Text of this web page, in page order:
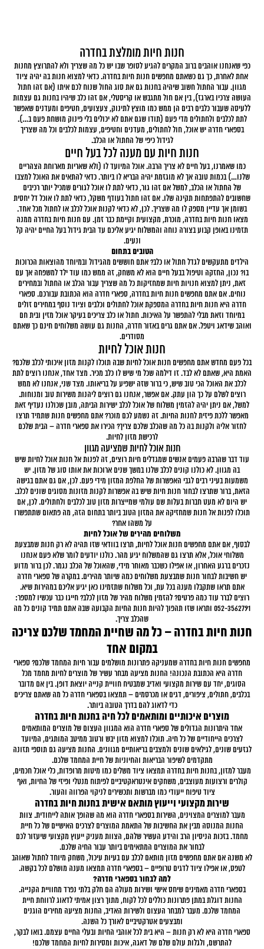
חנות חיות מומלצת בחדרה
כפי שאנחנו אוהבים ברוב המקרים להגיע לסופר שבו יש כל מה שצריך ולא להתרוצץ מחנות
אחת לאחרת, כך גם כשאתם מחפשים חנות חיות בחדרה. כדאי למצוא חנות בה יהיה ציוד
מגוון. עבור החתול חשוב שיהיה בחנות גם את סוג החול שנוח לכם איתו (אם זהו חתול
העושה צרכיו בארגז), בין אם חול מתגבש או קריסטלי, אם זהו כלב שיהיו בחנות גם עצמות
ללעיסה שעבור כלבים רבים הן ממש כמו מוצץ לתינוק, צעצועים, חטיפים ומעדנים שאפשר
לתת לכלבים ולחתולים מדי פעם (תודו שגם אתם לא יכולים בלי פינוק מושחת פעם ב…).
בספארי חדרה יש אוכל, חול לחתולים, מעדנים וחטיפים, עצמות לכלבים וכל מה שצריך
לגידול כיפי של החתול או הכלב.
חנות חיות עם מענה לכל בעל חיים
כמו שאמרנו, בעל חיים לא צריך הרבה. אוכל המיועד לו (ולא שאריות מארוחת הצהריים
שלנו…) בכמות טובה אך לא מוגזמת יהיה הבריא לו ביותר. כדאי להתאים את האוכל למצבו
של החתול או הכלב, למשל אם זהו גור, כדאי לתת לו אוכל לגורים שמכיל יותר רכיבים
שחשובים להתפתחות תקינה שלו. אם זהו חתול בעודף משקל, כדאי לתת לו אוכל דל יחסית
בשומן אך עדיין מספק לו מה שצריך. לכן, לא כדאי לקנות אוכל לכלב או לחתול מכל אחד.
מצאו חנות חיות בחדרה, מוכרת, מקצועית וקיימת כבר זמן. עם חנות חיות בחדרה ממנה
תזמינו באופן קבוע בצורה נוחה והמשלוח יגיע אליכם עד הבית גידול בעל החיים יהיה קל
ונעים.
הטובים בתחום
הילדים מתעקשים לגדל חתול או כלב? אתם חוששים מהגידול ובמיוחד מהוצאות הכרוכות
בו? נכון, החזקה וטיפול בבעל חיים הוא לא משחק, זה ממש כמו עוד ילד למשפחה אך עם
זאת, ניתן למצוא חנויות חיות שמחזיקות כל מה שצריך עבור הכלב או החתול ובמחירים
נוחים. אם אתם מחפשים חנות חיות בחדרה, ספארי חדרה הוא הכתובת עבורכם. ספארי
חדרה היא חנות חיות בחדרה המספקת אוכל לחתולים וכלבים וציוד נוסף במחירים זולים
במיוחד וזאת מבלי להתפשר על האיכות. חתול או כלב צריכים בעיקר אוכל מזין ובית חם
ואוהב שידאג ויטפל. אם אתם גרים באזור חדרה, החנות גם עושה משלוחים חינם כך שאתם
מסודרים.
חנות אוכל לחיות
בכל פעם מחדש אתם מחפשים חנות אוכל לחיות שבה תוכלו לקנות מזון איכותי לכלב שלכם?
האמת היא, שאתם לא לבד. זו דילמה שכל מי שיש לו כלב מכיר. מצד אחד, אנחנו רוצים לתת
לכלב את האוכל הכי טוב שיש, כי ברור שזה ישפיע על בריאותו. מצד שני, אנחנו לא ממש
רוצים לשלם על כך הון עתק. אם אפשר, אנחנו גם רוצים ליהנות משירות טוב ומנוחות.
למשל, אם ניתן יהיה להזמין משלוח של אוכל לכלב ישירות הביתה, מובן שכולנו נעדיף זאת
מאפשר ללכת פיזית לחנות החיות. זה נשמע לכם מוכר? אתם מחפשים חנות שתמיד תרצו
לחזור אליה ולקנות בה כל מה שהכלב שלכם צריך? הכירו את ספארי חדרה – הבית שלכם
לרכישת מזון לחיות.
חנות אוכל לחיות שמציעה מגוון
עוד דבר שהרבה פעמים אנשים שמגדלים חיות רוצים, זה לפנות אל חנות אוכל לחיות שיש
בה מגוון. לא כולנו קונים לכלב שלנו במשך שנים ארוכות את אותו סוג של מזון. יש
משמעות בעיני רבים לגבי האפשרות של החלפת המזון מידי פעם. לכן, אם גם אתם בגישה
הזאת, ברור שתרצו לבחור חנות חיות שיש בה אפשרות לקנות מזונות מסוגים שונים לכלב.
יש היום לא מעט חברות בעלות שם עולמי שמייצרות מזון טוב לכלבים ולחתולים. לכן, אם
תוכלו לפנות אל חנות שמחזיקה את המזון הטוב ביותר בתחום הזה, מה פתאום שתתפשרו
על משהו אחר?
משלוחים מהירים של אוכל לחיות
לבסוף, אם אתם מחפשים חנות אוכל לחיות, תרצו בוודאי שזו תהיה לא רק חנות שמבצעת
משלוחי אוכל, אלא תרצו גם שהמשלוח יגיע מהר. כולנו יודעים לומר שלא פעם אנחנו
נזכרים ברגע האחרון, או אפילו כשכבר מאוחר מידי, שהאוכל של הכלב נגמר. לכן ברור מדוע
יש חשיבות לבחור חנות שמבצעת משלוחים כמה שיותר מהירים. במקרה של ספארי חדרה
אתם תראו שתקבלו מענה בכל עת, וכל משלוח שתזמינו כאן יגיע אליכם במהירות שיא.
רוצים לברר עוד כמה פרטים? להזמין משלוח מהיר של מזון לכלב? חייגו כבר עכשיו למספר:
052-3562791 ותראו שזו תהפוך להיות חנות החיות הקבועה שבה אתם תמיד קונים כל מה
שהכלב צריך.
חנות חיות בחדרה – כל מה שחיית המחמד שלכם צריכה
במקום אחד
מחפשים חנות חיות בחדרה שמעניקה פתרונות מושלמים עבור חיות המחמד שלכם? ספארי
חדרה היא הכתובת הנכונה! החנות מציעה מבחר עשיר של מוצרים לחיות מחמד מכל
הסוגים, יחד עם שירות מקצועי ואדיב שמבטיח חוויית קנייה יוצאת דופן. בין אם מדובר
בכלבים, חתולים, ציפורים, דגים או מכרסמים – תמצאו בספארי חדרה כל מה שאתם צריכים
כדי לדאוג להם בדרך הטובה ביותר.
מוצרים איכותיים ומותאמים לכל חיה בחנות חיות בחדרה
אחד היתרונות הגדולים של ספארי חדרה הוא המגוון העצום של מוצרים המותאמים
לצרכים הייחודיים של כל חיה. תוכלו למצוא מזון יבש ורטוב ממיטב המותגים, המיועד
לגזעים שונים, לגילאים שונים ולמצבים בריאותיים מגוונים. החנות מציעה גם תוספי תזונה
מתקדמים לשיפור הבריאות והחיוניות של חיית המחמד שלכם.
מעבר למזון, בחנות חיות בחדרה תמצאו ציוד משלים כמו מיטות מרופדות, כלי אוכל חכמים,
קולרים ורצועות מעוצבים, משחקים אינטראקטיביים לפיתוח מנטלי ופיזי של החיות, ואף
ציוד טיפוח ייעודי כמו מברשות ותכשירים לניקוי הפרווה והעור.
שירות מקצועי וייעוץ מותאם אישית בחנות חיות בחדרה
מעבר למוצרים המצוינים, השירות בספארי חדרה הוא מה שהופך אותה לייחודית. צוות
החנות המנוסה מבין את החשיבות של התאמת המוצרים לצרכים האישיים של כל חיית
מחמד. בזכות הניסיון הרב והידע העשיר שלהם, הצוות מעניק ייעוץ מקצועי שיעזור לכם
לבחור את המוצרים המתאימים ביותר עבור החיה שלכם.
לא משנה אם אתם מחפשים מזון מותאם לכלב עם בעיות עיכול, משחק מיוחד לחתול שאוהב
לטפס, או אפילו ציוד לדגים טרופיים – בספארי חדרה תמצאו מענה מושלם לכל בקשה.
למה לבחור בספארי חדרה?
בספארי חדרה מאמינים שיחס אישי ושירות מעולה הם חלק בלתי נפרד מחוויית הקנייה.
החנות דוגלת במתן פתרונות כוללים לכל לקוח, מתוך רצון אמיתי לדאוג לרווחת חיית
המחמד שלכם. מעבר למבחר העצום ולשירות האדיב, החנות מציעה מחירים הוגנים
ומבצעים אטרקטיביים לאורך כל השנה.
ספארי חדרה היא לא רק חנות – היא בית לכל אוהבי החיות ובעלי החיים עצמם. בואו לבקר,
להתרשם, ולגלות עולם שלם של דאגה, איכות ומסירות לחיות המחמד שלכם!